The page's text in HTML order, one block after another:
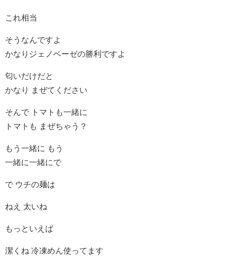
これ相当
そうなんですよ
かなりジェノベーゼの勝利ですよ
匂いだけだと
かなり まぜてください
そんで トマトも一緒に
トマトも まぜちゃう？
もう一緒に もう
一緒に一緒にで
で ウチの麺は
ねえ 太いね
もっといえば
潔くね 冷凍めん使ってます